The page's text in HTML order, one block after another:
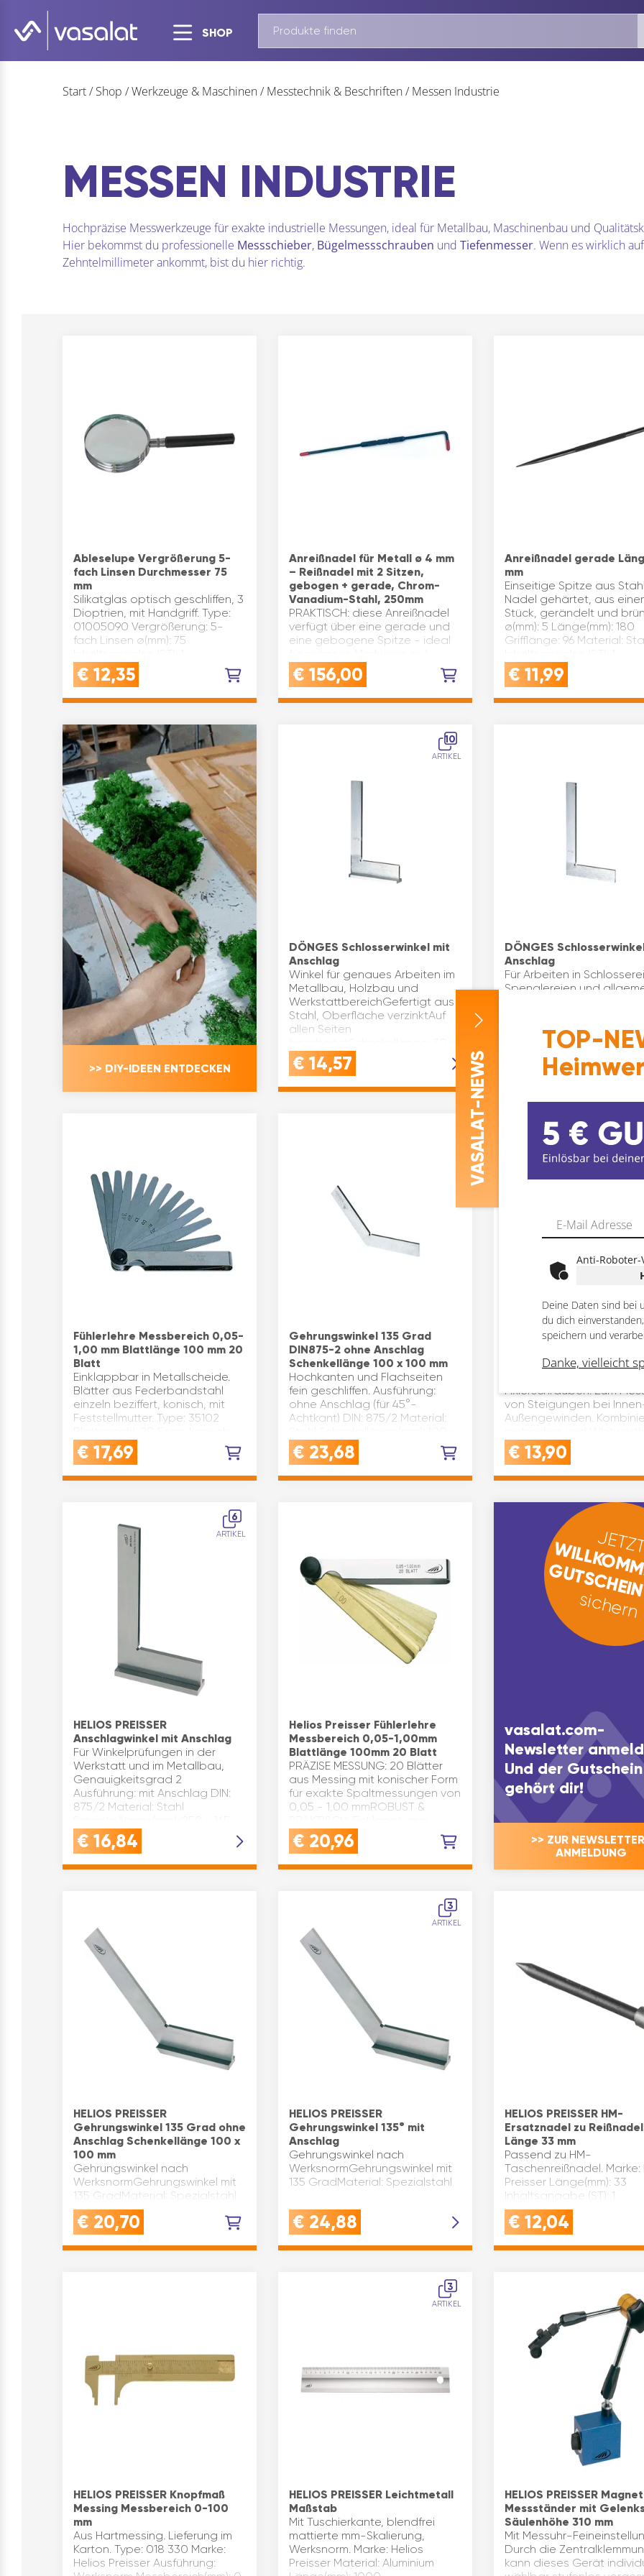
SHOP
Start/ Shop /Werkzeuge & Maschinen/ Messtechnik & Beschriften/ Messen Industrie
MESSEN INDUSTRIE
Hochpräzise Messwerkzeuge für exakte industrielle Messungen, ideal für Metallbau, Maschinenbau und
Hier bekommst du professionelle Messschieber, Bügelmessschrauben und Tiefenmesser. Wenn es wirklich auf
Zehntelmillimeter ankommt, bist du hier richtig.
Ableselupe Vergrößerung 5-
fach Linsen Durchmesser 75
mm
Silikatglas optisch geschliffen, 3
Dioptrien, mit Handgriff. Type:
01005090 Vergrößerung: 5-
fach Linsen ø(mm): 75
€ 12,35
Anreißnadel für Metall ø 4 mm
– Reißnadel mit 2 Sitzen,
gebogen + gerade, Chrom-
Vanadium-Stahl, 250mm
PRAKTISCH: diese Anreißnadel
verfügt über eine gerade und
eine gebogene Spitze - ideal
Metall, aber auch Kunststoff
und HolzMATERIAL: hergestellt
aus gehärtetem Chrom-Van…
€ 156,00
Anreißnadel gerade
mm
Einseitige Spitze aus
Nadel gehärtet, aus
Stück, gerändelt und
ø(mm): 5 Länge(mm): 180
Grifflänge: 96 Material:
€ 11,99
>> DIY-IDEEN ENTDECKEN
10
ARTIKEL
DÖNGES Schlosserwinkel mit
Anschlag
Winkel für genaues Arbeiten im
Metallbau, Holzbau und
WerkstattbereichGefertigt aus
Stahl, Oberfläche verzinktAuf
allen Seiten
18 cm
€ 14,57
DÖNGES
Anschlag
Für Arbeiten in
Spenglereien und
Anschlag Material: Stahl
verzinkt
400 x 230 Inhaltsangabe
12,79
Fühlerlehre Messbereich 0,05-
1,00 mm Blattlänge 100 mm 20
Blatt
Einklappbar in Metallscheide.
Blätter aus Federbandstahl
einzeln beziffert, konisch, mit
Feststellmutter. Type: 35102
Ausführung: in Metallscheide
Messbereich(mm): 0,0…
€ 17,69
Gehrungswinkel 135 Grad
DIN875-2 ohne Anschlag
Schenkellänge 100 x 100 mm
Hochkanten und Flachseiten
fein geschliffen. Ausführung:
ohne Anschlag (für 45°-
Achtkant) DIN: 875/2 Material:
100 Inhaltsangabe (ST): 1
€ 23,68
Gewindeschablone aus
Fixierschraube 52 Blatt
Fixierschrauben. Zum
von Steigungen bei
Außengewinden.
Gewinde.Flankenwinkel
60°, Steigung 0,25 –…
€ 13,90
6
ARTIKEL
HELIOS PREISSER
Anschlagwinkel mit Anschlag
Für Winkelprüfungen in der
Werkstatt und im Metallbau,
Genauigkeitsgrad 2
Ausführung: mit Anschlag DIN:
875/2 Material: Stahl
Inhaltsangabe (ST): 1
€ 16,84
Helios Preisser Fühlerlehre
Messbereich 0,05-1,00mm
Blattlänge 100mm 20 Blatt
PRÄZISE MESSUNG: 20 Blätter
aus Messing mit konischer Form
für exakte Spaltmessungen von
0,05 - 1,00 mmROBUST &
Metallscheide, antimagnetisch
& mit Feststellmutter für sic…
€ 20,96
sichern
vasalat.com-
Newsletter
Und der Gutschein
gehört dir!
>> ZUR
ANMELDUNG
HELIOS PREISSER
Gehrungswinkel 135 Grad ohne
Anschlag Schenkellänge 100 x
100 mm
Gehrungswinkel nach
WerksnormGehrungswinkel mit
135 GradMaterial: Spezialstahl
€ 20,70
3
ARTIKEL
HELIOS PREISSER
Gehrungswinkel 135° mit
Anschlag
Gehrungswinkel nach
WerksnormGehrungswinkel mit
135 GradMaterial: Spezialstahl
€ 24,88
HELIOS PREISSER HM-
Ersatznadel zu Reißnadel
Länge 33 mm
Passend zu HM-
Taschenreißnadel. Marke:
Preisser Länge(mm): 33
Inhaltsangabe (ST): 1
€ 12,04
HELIOS PREISSER Knopfmaß
Messing Messbereich 0-100
mm
Aus Hartmessing. Lieferung im
Karton. Type: 018 330 Marke:
Helios Preisser Ausführung:
3
ARTIKEL
HELIOS PREISSER Leichtmetall
Maßstab
Mit Tuschierkante, blendfrei
mattierte mm-Skalierung,
Werksnorm. Marke: Helios
Preisser Material: Aluminium
HELIOS PREISSER
Messständer mit
Säulenhöhe 310 mm
Mit Messuhr-
Durch die
kann dieses Gerät
V
ASALAT
-NEWS
TOP-
Anti-
Deine Daten sind bei
du dich
speichern und
Danke, vielleicht